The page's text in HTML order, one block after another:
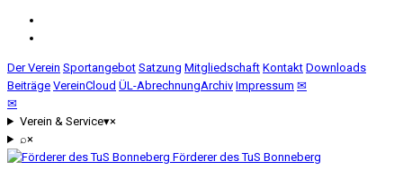
Der Verein Sportangebot Satzung Mitgliedschaft Kontakt Downloads
Beiträge VereinCloud ÜL-AbrechnungArchiv Impressum ✉
✉
Verein & Service▾×
⌕×
Förderer des TuS Bonneberg